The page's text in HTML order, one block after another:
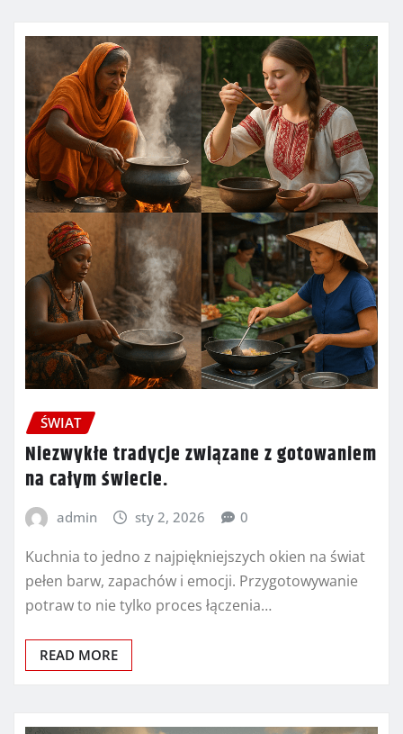
ŚWIAT
Niezwykłe tradycje związane z gotowaniem
na całym świecie.
admin sty 2, 2026 0
Kuchnia to jedno z najpiękniejszych okien na świat
pełen barw, zapachów i emocji. Przygotowywanie
potraw to nie tylko proces łączenia…
READ MORE